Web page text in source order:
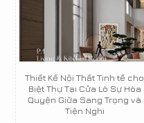
Thiết Kế Nội Thất Tinh tế cho
Biệt Thự Tại Cửa Lò Sự Hòa
Quyện Giữa Sang Trọng và
Tiện Nghi